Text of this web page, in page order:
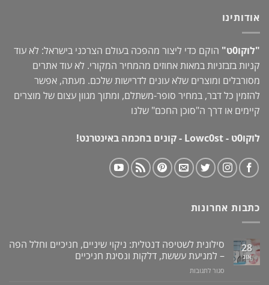
אודותינו
"לוקו0ט"
הוקם כדי ליצור מהפכה בעולם הצרכני בישראל: לא עוד
קניות בזבזניות במאות אחוזים מהמחיר המקורי. לא עוד אתרים
מסורבלים ומוצרים שלא עונים לדרישות שלכם. מעתה, אפשר
להזמין כל דבר, במחיר סופר-משתלם, ומתוך מגוון עצום של מוצרים
קיימים או דרך ה"סוכן החכם" שלנו
לוקו0ט - Lowc0st - קונים בחכמה באינטרנט!
כתבות אחרונות
28
אוג
סילונית לשטיפה דנטלית: ניקוי שיניים, חניכיים וחלל הפה
– למניעת עששת, דלקות ונסיגת חניכיים
סגור לתגובות